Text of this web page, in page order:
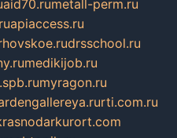
aid70.rumetall-perm.ru
apiaccess.ru
drsschool.ru
medikijob.ru
myragon.ru
rti.com.ru